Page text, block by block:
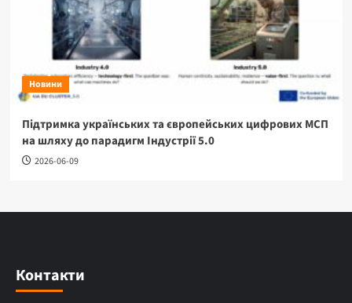
Новини
Підтримка українських та європейських цифрових МСП
на шляху до парадигм Індустрії 5.0
2026-06-09
Контакти